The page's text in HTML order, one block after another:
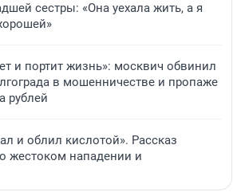
сестры: «Она уехала жить, а я
и портит жизнь»: москвич обвинил
в мошенничестве и пропаже
рублей
и облил кислотой». Рассказ
жестоком нападении и